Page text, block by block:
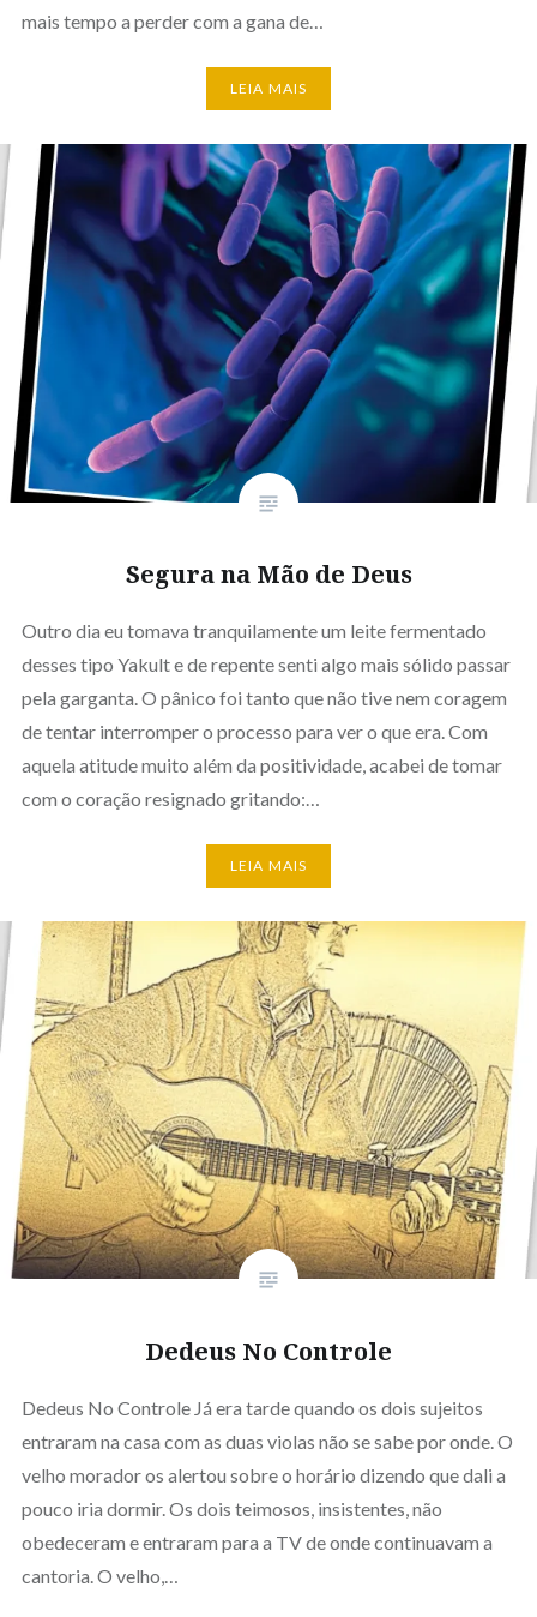
mais tempo a perder com a gana de…
LEIA MAIS
Segura na Mão de Deus
Outro dia eu tomava tranquilamente um leite fermentado
desses tipo Yakult e de repente senti algo mais sólido passar
pela garganta. O pânico foi tanto que não tive nem coragem
de tentar interromper o processo para ver o que era. Com
aquela atitude muito além da positividade, acabei de tomar
com o coração resignado gritando:…
LEIA MAIS
Dedeus No Controle
Dedeus No Controle Já era tarde quando os dois sujeitos
entraram na casa com as duas violas não se sabe por onde. O
velho morador os alertou sobre o horário dizendo que dali a
pouco iria dormir. Os dois teimosos, insistentes, não
obedeceram e entraram para a TV de onde continuavam a
cantoria. O velho,…